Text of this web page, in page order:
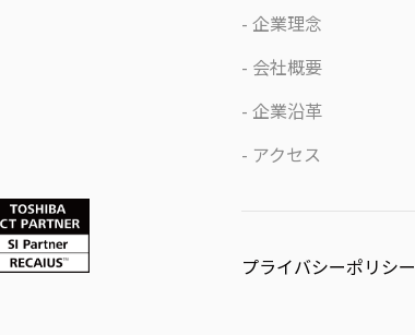
企業理念
会社概要
企業沿革
アクセス
プライバシーポリシー